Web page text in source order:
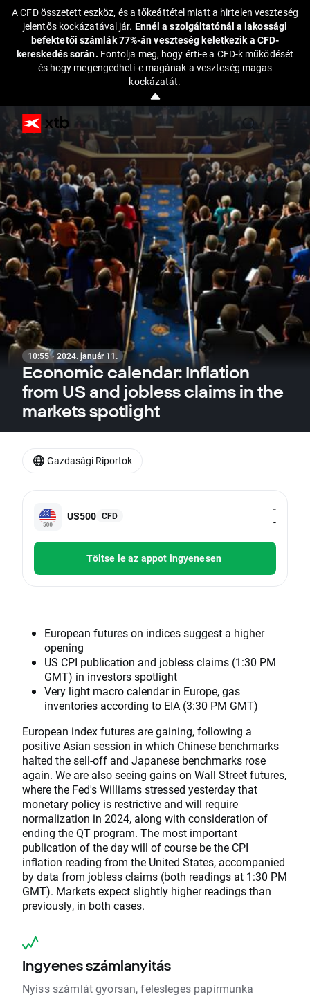
A CFD összetett eszköz, és a tőkeáttétel miatt a hirtelen veszteség
jelentős kockázatával jár. Ennél a szolgáltatónál a lakossági
befektetői számlák 77%-án veszteség keletkezik a CFD-
kereskedés során. Fontolja meg, hogy érti-e a CFD-k működését
és hogy megengedheti-e magának a veszteség magas
kockázatát.
10:55 · 2024. január 11.
Economic calendar: Inflation
from US and jobless claims in the
markets spotlight
US500 CFD
-
-
Töltse le az appot ingyenesen
European futures on indices suggest a higher
opening
US CPI publication and jobless claims (1:30 PM
GMT) in investors spotlight
Very light macro calendar in Europe, gas
inventories according to EIA (3:30 PM GMT)
European index futures are gaining, following a
positive Asian session in which Chinese benchmarks
halted the sell-off and Japanese benchmarks rose
again. We are also seeing gains on Wall Street futures,
where the Fed's Williams stressed yesterday that
monetary policy is restrictive and will require
normalization in 2024, along with consideration of
ending the QT program. The most important
publication of the day will of course be the CPI
inflation reading from the United States, accompanied
by data from jobless claims (both readings at 1:30 PM
GMT). Markets expect slightly higher readings than
previously, in both cases.
Ingyenes számlanyitás
Nyiss számlát gyorsan, felesleges papírmunka
Gazdasági Riportok